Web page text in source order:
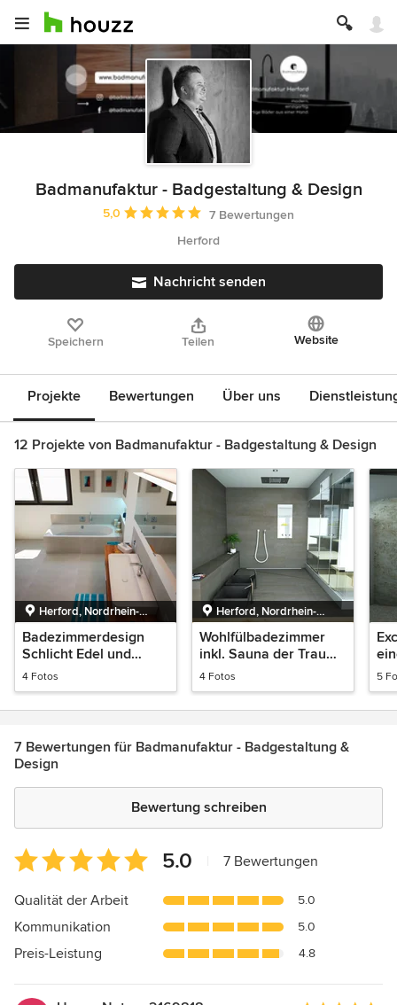
Badmanufaktur - Badgestaltung & Design
Durchschnittliche Bewertung: 5 von 5 Sternen
5,0
7 Bewertungen
Herford
Nachricht senden
Speichern Teilen Website
Projekte Bewertungen Über uns
12 Projekte von Badmanufaktur - Badgestaltung & Design
Herford, Nordrhein-
Westfalen
Badezimmerdesign
Schlicht Edel und
einfach. Ihr Projekt.
4 Fotos
Herford, Nordrhein-
Westfalen
Wohlfülbadezimmer
inkl. Sauna der Traume
eines jeden
4 Fotos 5
7 Bewertungen für Badmanufaktur - Badgestaltung &
Design
Bewertung schreiben
Durchschnittliche
Bewertung:
5
5
Sternen
5.0 7 Bewertungen
Qualität der Arbeit 5.0
Kommunikation 5.0
Preis-Leistung 4.8